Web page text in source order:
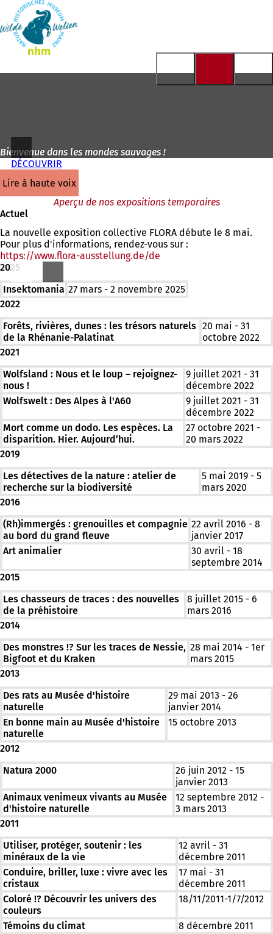
Accéder au contenu
page
d'accueil
Bienvenue dans les mondes sauvages !
DÉCOUVRIR
lire à haute voix
Aperçu de nos expositions temporaires
Actuel
La nouvelle exposition collective FLORA débute le 8 mai.
Pour plus d'informations, rendez-vous sur :
https://www.flora-ausstellung.de/de
un
nouvel
onglet)
2025
Insektomania 27 mars - 2 novembre 2025
2022
Forêts, rivières, dunes : les trésors naturels
de la Rhénanie-Palatinat
20 mai - 31
octobre 2022
2021
Wolfsland : Nous et le loup – rejoignez-
nous !
9 juillet 2021 - 31
décembre 2022
Wolfswelt : Des Alpes à l'A60
9 juillet 2021 - 31
décembre 2022
Mort comme un dodo. Les espèces. La
disparition. Hier. Aujourd’hui.
27 octobre 2021 -
20 mars 2022
2019
Les détectives de la nature : atelier de
recherche sur la biodiversité
5 mai 2019 - 5
mars 2020
2016
(Rh)immergés : grenouilles et compagnie
au bord du grand fleuve
22 avril 2016 - 8
janvier 2017
Art animalier
30 avril - 18
septembre 2014
2015
Les chasseurs de traces : des nouvelles
de la préhistoire
8 juillet 2015 - 6
mars 2016
2014
Des monstres !? Sur les traces de Nessie,
Bigfoot et du Kraken
28 mai 2014 - 1er
mars 2015
2013
Des rats au Musée d'histoire
naturelle
29 mai 2013 - 26
janvier 2014
En bonne main au Musée d'histoire
naturelle
15 octobre 2013
2012
Natura 2000
26 juin 2012 - 15
janvier 2013
Animaux venimeux vivants au Musée
d'histoire naturelle
12 septembre 2012 -
3 mars 2013
2011
Utiliser, protéger, soutenir : les
minéraux de la vie
12 avril - 31
décembre 2011
Conduire, briller, luxe : vivre avec les
cristaux
17 mai - 31
décembre 2011
Coloré !? Découvrir les univers des
couleurs
18/11/2011-1/7/2012
Témoins du climat
8 décembre 2011